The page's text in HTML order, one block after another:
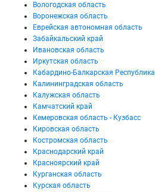
Вологодская область
Воронежская область
Еврейская автономная область
Забайкальский край
Ивановская область
Иркутская область
Кабардино-Балкарская Республика
Калининградская область
Калужская область
Камчатский край
Кемеровская область - Кузбасс
Кировская область
Костромская область
Краснодарский край
Красноярский край
Курганская область
Курская область